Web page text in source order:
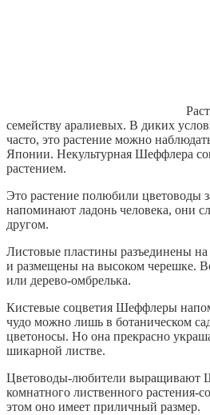
семейству аралиевых. В диких
часто, это растение можно
Японии. Некультурная Шеффлера
растением.
Это растение полюбили цветоводы
напоминают ладонь человека, они
другом.
Листовые пластины разъединены на
и размещены на высоком черешке.
или дерево-омбрелька.
Кистевые соцветия Шеффлеры
чудо можно лишь в ботаническом
цветоносы. Но она прекрасно
шикарной листве.
Цветоводы-любители выращивают
комнатного лиственного растения-
этом оно имеет приличный размер.